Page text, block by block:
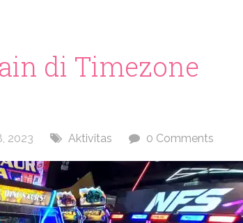
di Timezone
2023 Aktivitas 0 Comments